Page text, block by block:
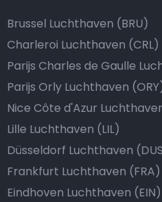
Brussel Luchthaven (BRU)
Charleroi Luchthaven (CRL)
Parijs Charles de Gaulle
Parijs Orly Luchthaven
Nice Côte d'Azur
Lille Luchthaven (LIL)
Düsseldorf Luchthaven
Frankfurt Luchthaven (FRA)
Eindhoven Luchthaven (EIN)